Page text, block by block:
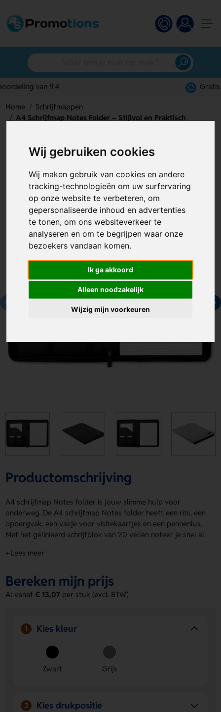
Wij gebruiken cookies
Wij maken gebruik van cookies en andere
tracking-technologieën om uw surfervaring
op onze website te verbeteren, om
gepersonaliseerde inhoud en advertenties
te tonen, om ons websiteverkeer te
analyseren en om te begrijpen waar onze
bezoekers vandaan komen.
Ik ga akkoord
Alleen noodzakelijk
Wijzig mijn voorkeuren
Home
Schrijfmappen
A4 Schrijfmap Notes Folder – Stijlvol en Praktisch
A4 Schrijfmap Notes Folder –
Stijlvol en Praktisch
Artikelnummer:130194
Productomschrijving
A4 schrijfmap Notes folder is jouw slimme hulp voor
onderweg. De A4 schrijfmap Notes folder heeft een rits, een
opbergvak, een vakje voor visitekaartjes en een pennenlus.
Met het gelinieerd schrijfblok van 20 vellen noteer je snel al
op Voorzijde, Inside, Achterzijde, Metal plate do of Metal
een prijs op.
Voordelen van de A4 schrijfmap Notes
Handig en compleet
visitekaartjes en een pen in één map.
Ruimte voor personalisatieLaat een logo, naam of
eigen ontwerp plaatsen op meerdere drukposities.
Net en professioneel
De map geeft je presentaties,
+ Lees meer
Bereken mijn prijs
Al vanaf€ 13,07 per stuk (excl. BTW)
1 Kies kleur
Zwart Grijs
2 Kies drukpositie